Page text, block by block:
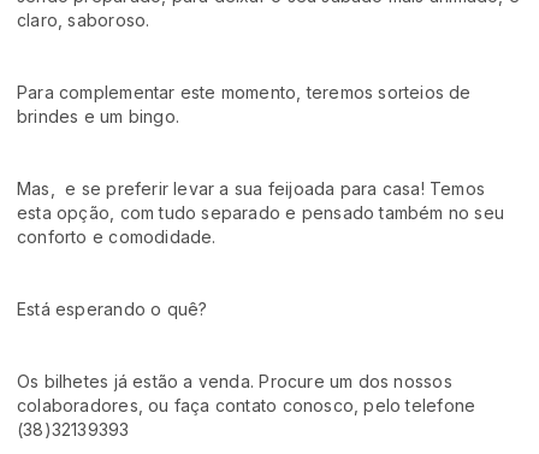
claro, saboroso.
Para complementar este momento, teremos sorteios de
brindes e um bingo.
Mas, e se preferir levar a sua feijoada para casa! Temos
esta opção, com tudo separado e pensado também no seu
conforto e comodidade.
Está esperando o quê?
Os bilhetes já estão a venda. Procure um dos nossos
colaboradores, ou faça contato conosco, pelo telefone
(38)32139393